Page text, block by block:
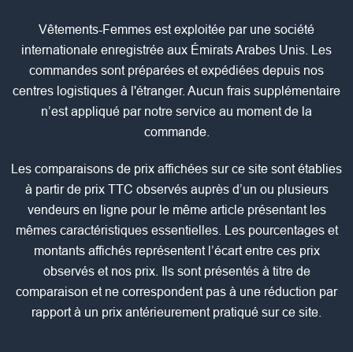
Vêtements-Femmes est exploitée par une société
internationale enregistrée aux Émirats Arabes Unis. Les
commandes sont préparées et expédiées depuis nos
centres logistiques à l'étranger. Aucun frais supplémentaire
n’est appliqué par notre service au moment de la
commande.
Les comparaisons de prix affichées sur ce site sont établies
à partir de prix TTC observés auprès d’un ou plusieurs
vendeurs en ligne pour le même article présentant les
mêmes caractéristiques essentielles. Les pourcentages et
montants affichés représentent l’écart entre ces prix
observés et nos prix. Ils sont présentés à titre de
comparaison et ne correspondent pas à une réduction par
rapport à un prix antérieurement pratiqué sur ce site.